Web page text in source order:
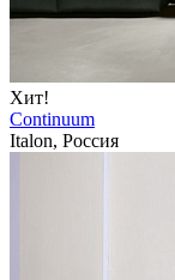
Хит!
Continuum
Italon, Россия